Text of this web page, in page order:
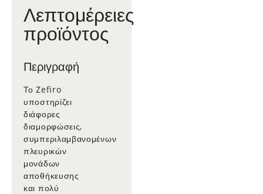
Λεπτομέρειες
προϊόντος
Περιγραφή
Το Zefiro
υποστηρίζει
διάφορες
διαμορφώσεις,
συμπεριλαμβανομένων
πλευρικών
μονάδων
αποθήκευσης
και πολύ